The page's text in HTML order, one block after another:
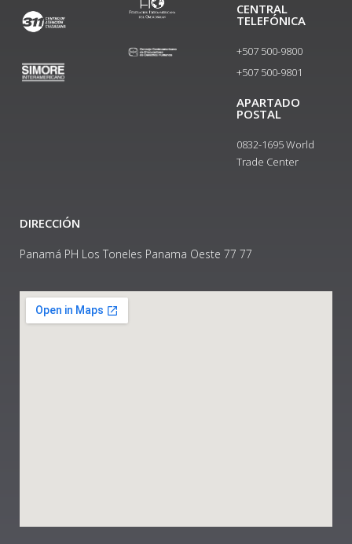
CENTRAL
TELEFÓNICA
+507 500-9800
+507 500-9801​
APARTADO
POSTAL
0832-1695 World
Trade Center
DIRECCIÓN
Panamá PH Los Toneles Panama Oeste 77 77